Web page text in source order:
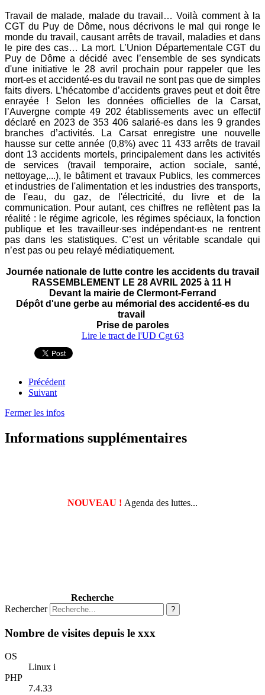
Travail de malade, malade du travail… Voilà comment à la
CGT du Puy de Dôme, nous décrivons le mal qui ronge le
monde du travail, causant arrêts de travail, maladies et dans
le pire des cas… La mort. L’Union Départementale CGT du
Puy de Dôme a décidé avec l’ensemble de ses syndicats
d'une initiative le 28 avril prochain pour rappeler que les
mort-es et accidenté-es du travail ne sont pas que de simples
faits divers. L’hécatombe d’accidents graves peut et doit être
enrayée ! Selon les données officielles de la Carsat,
l’Auvergne compte 49 202 établissements avec un effectif
déclaré en 2023 de 353 406 salarié-es dans les 9 grandes
branches d’activités.
La Carsat enregistre une nouvelle
hausse sur cette année (0,8%) avec 11 433 arrêts de travail
dont 13 accidents mortels, principalement dans les activités
de services (travail temporaire, action sociale, santé,
nettoyage,...), le bâtiment et travaux Publics, les commerces
et industries de l'alimentation et les industries des transports,
de l'eau, du gaz, de l'électricité, du livre et de la
communication. Pour autant, ces chiffres ne reflètent pas la
réalité : le régime agricole, les régimes spéciaux, la fonction
publique et les travailleur·ses indépendant·es ne rentrent
pas dans les statistiques. C’est un véritable scandale qui
n’est pas ou peu relayé médiatiquement.
Journée nationale de lutte contre les accidents du travail
RASSEMBLEMENT LE 28 AVRIL 2025 à 11 H
Devant la mairie de Clermont-Ferrand
Dépôt d'une gerbe au mémorial des accidenté-es du
travail
Prise de paroles
Lire le tract de l'UD Cgt 63
Précédent
Suivant
Fermer les infos
Informations supplémentaires
NOUVEAU ! Agenda des luttes...
Recherche
Rechercher
?
Nombre de visites depuis le xxx
OS
Linux i
PHP
7.4.33